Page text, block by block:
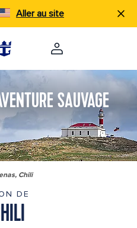
Aller au site
SAUVAGE
Chili
DE